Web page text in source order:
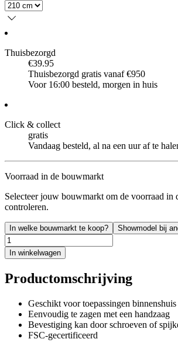
Thuisbezorgd
€39.95
Thuisbezorgd gratis vanaf €950
Voor 16:00 besteld, morgen in huis
Click & collect
gratis
Vandaag besteld, al na een uur af te
Voorraad in de bouwmarkt
Selecteer jouw bouwmarkt om de voorraad in
controleren.
In welke bouwmarkt te koop? Showmodel bij
In winkelwagen
Productomschrijving
Geschikt voor toepassingen binnenshuis
Eenvoudig te zagen met een handzaag
Bevestiging kan door schroeven of
FSC-gecertificeerd